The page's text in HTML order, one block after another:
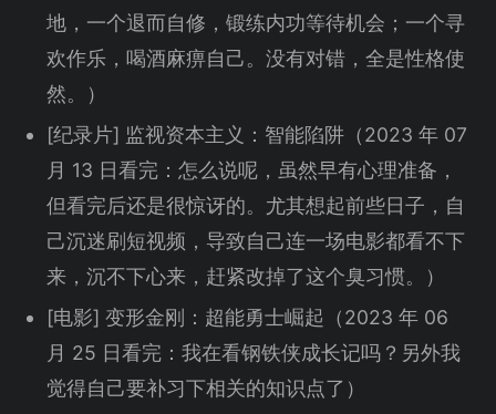
地，一个退而自修，锻练内功等待机会；一个寻
欢作乐，喝酒麻痹自己。没有对错，全是性格使
然。）
[纪录片] 监视资本主义：智能陷阱（2023 年 07
月 13 日看完：怎么说呢，虽然早有心理准备，
但看完后还是很惊讶的。尤其想起前些日子，自
己沉迷刷短视频，导致自己连一场电影都看不下
来，沉不下心来，赶紧改掉了这个臭习惯。）
[电影] 变形金刚：超能勇士崛起（2023 年 06
月 25 日看完：我在看钢铁侠成长记吗？另外我
觉得自己要补习下相关的知识点了）